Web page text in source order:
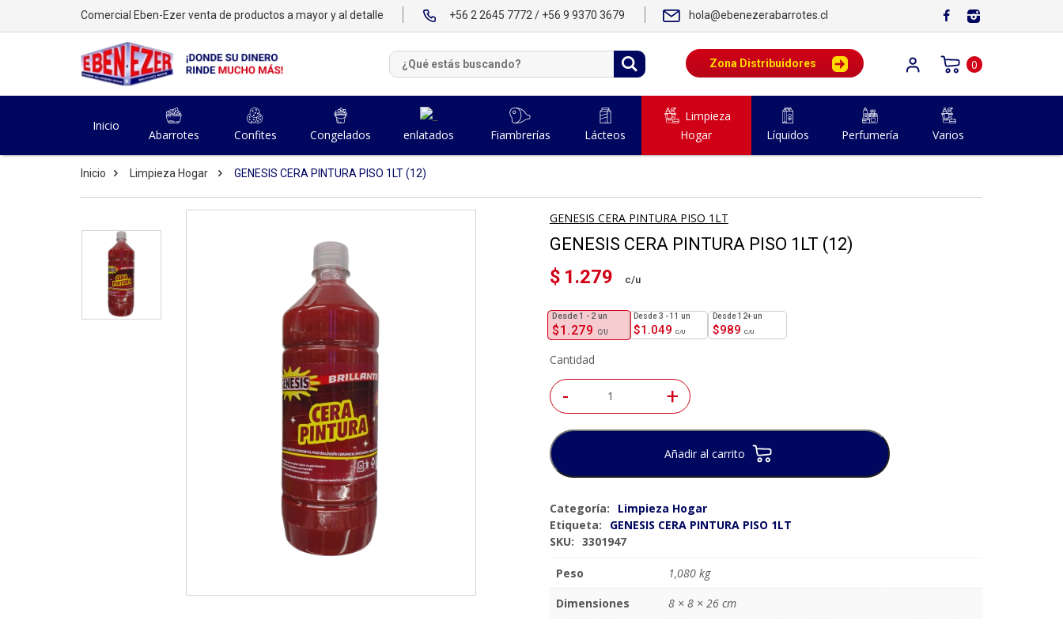
Comercial Eben-Ezer venta de productos a mayor y al detalle +56 2 2645 7772 / +56 9 9370 3679 hola@ebenezerabarrotes.cl
Zona Distribuidores 0
Inicio
Abarrotes Confites Congelados enlatados Fiambrerías Lácteos
Limpieza
Hogar
Líquidos Perfumería Varios
Inicio Limpieza Hogar GENESIS CERA PINTURA PISO 1LT (12)
GENESIS CERA PINTURA PISO 1LT
GENESIS CERA PINTURA PISO 1LT (12)
$ 1.279
$1.279
1 - 2 un
$1.049
3 - 11 un
$989
12+ un
Cantidad
- +
Añadir al carrito
Categoría:
Limpieza Hogar
Etiqueta:
GENESIS CERA PINTURA PISO 1LT
SKU: 3301947
Peso
1,080 kg
Dimensiones
8 × 8 × 26 cm